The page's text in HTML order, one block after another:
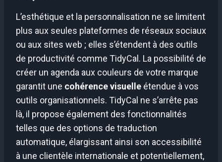
L’esthétique et la personnalisation ne se limitent
plus aux seules plateformes de réseaux sociaux
ou aux sites web ; elles s’étendent à des outils
de productivité comme TidyCal. La possibilité de
créer un agenda aux couleurs de votre marque
garantit une cohérence visuelle étendue à vos
outils organisationnels. TidyCal ne s’arrête pas
là, il propose également des fonctionnalités
telles que des options de traduction
automatique, élargissant ainsi son accessibilité
à une clientèle internationale et potentiellement,